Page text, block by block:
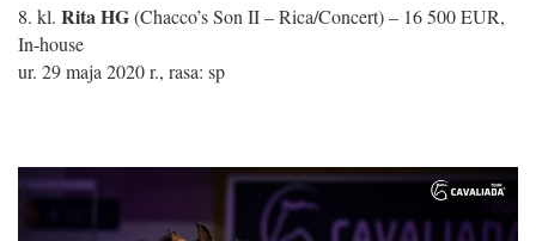
8. kl. Rita HG(Chacco’s Son II – Rica/Concert) – 16 500 EUR,
In-house
ur. 29 maja 2020 r., rasa: sp